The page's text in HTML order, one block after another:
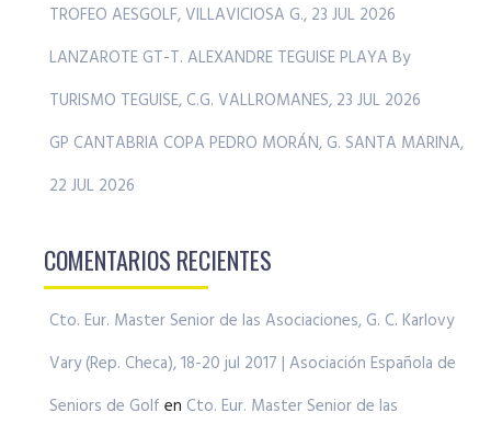
TROFEO AESGOLF, VILLAVICIOSA G., 23 JUL 2026
LANZAROTE GT-T. ALEXANDRE TEGUISE PLAYA By
TURISMO TEGUISE, C.G. VALLROMANES, 23 JUL 2026
GP CANTABRIA COPA PEDRO MORÁN, G. SANTA MARINA,
22 JUL 2026
COMENTARIOS RECIENTES
Cto. Eur. Master Senior de las Asociaciones, G. C. Karlovy
Vary (Rep. Checa), 18-20 jul 2017 | Asociación Española de
Seniors de Golf en Cto. Eur. Master Senior de las